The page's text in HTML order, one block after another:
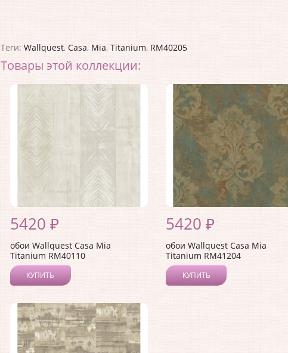
Теги: Wallquest, Casa, Mia, Titanium, RM40205
Товары этой коллекции:
5420 ₽
обои Wallquest Casa Mia
Titanium RM40110
КУПИТЬ
5420 ₽
обои Wallquest Casa Mia
Titanium RM41204
КУПИТЬ